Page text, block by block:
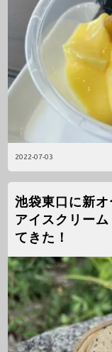
2022-07-03
池袋東口に新
アイスクリーム
てきた！